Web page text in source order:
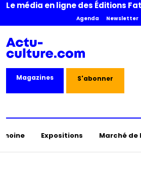
Le média en ligne des Éditions
Agenda Newsletter
Magazines S'abonner
Expositions Marché de